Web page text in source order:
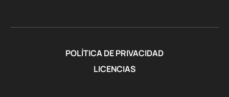
POLÍTICA DE PRIVACIDAD
LICENCIAS